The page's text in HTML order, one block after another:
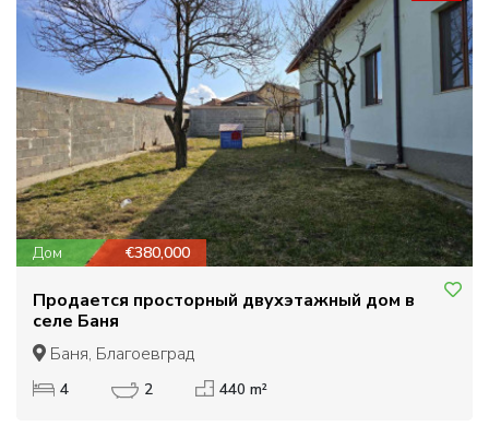
Дом €380,000
Продается просторный двухэтажный дом в
селе Баня
Баня, Благоевград
4 2 440 m²